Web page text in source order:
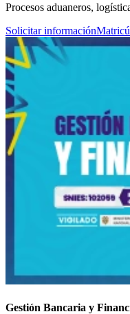
Procesos aduaneros,
Solicitar información
Gestión Bancaria y